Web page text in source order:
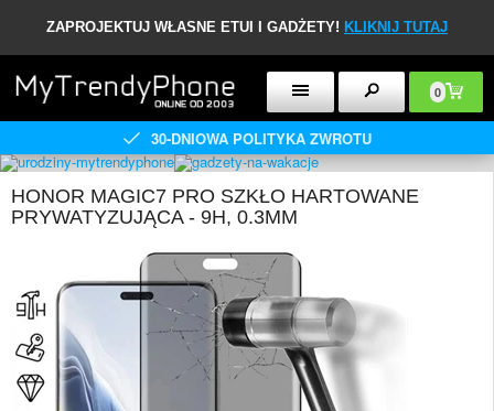
ZAPROJEKTUJ WŁASNE ETUI I GADŻETY! KLIKNIJ TUTAJ
0
30-DNIOWA POLITYKA ZWROTU
HONOR MAGIC7 PRO SZKŁO HARTOWANE
PRYWATYZUJĄCA - 9H, 0.3MM